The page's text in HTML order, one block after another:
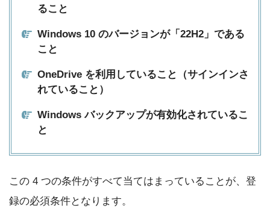
ること
Windows 10 のバージョンが「22H2」である
こと
OneDrive を利用していること（サインインさ
れていること）
Windows バックアップが有効化されているこ
と
この 4 つの条件がすべて当てはまっていることが、登
録の必須条件となります。